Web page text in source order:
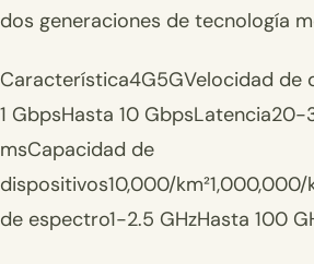
dos generaciones de tecnología
Característica4G5GVelocidad de
1 GbpsHasta 10 GbpsLatencia20-
msCapacidad de
dispositivos10,000/km²1,000,000/
de espectro1-2.5 GHzHasta 100